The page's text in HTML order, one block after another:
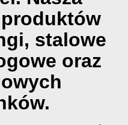
stalowe
oraz